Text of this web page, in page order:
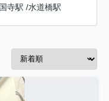
寺駅 /水道橋駅